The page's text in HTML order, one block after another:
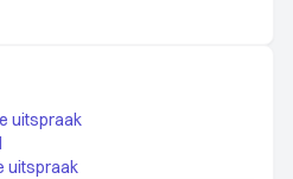
uitspraak
uitspraak